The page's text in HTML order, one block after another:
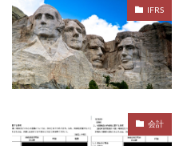
IFRS
会計